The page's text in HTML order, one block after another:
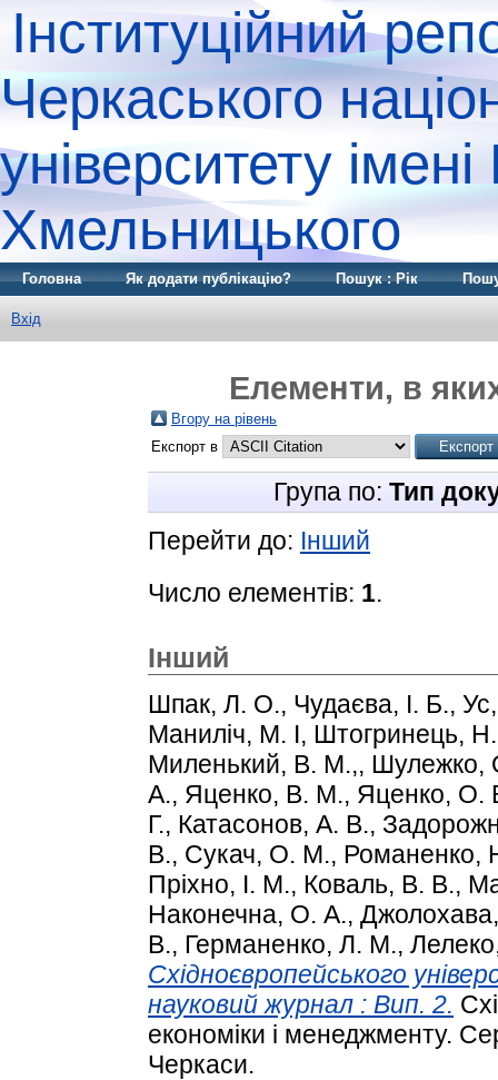
Інституційний
Черкаського
університету
Хмельницького
Головна Як додати публікацію? Пошук : Рік
Вхід
Елементи, в
Вгору на рівень
Експорт в
Група по: Тип
Перейти до: Інший
Число елементів: 1.
Інший
Шпак, Л. О., Чудаєва, І. Б.,
Маниліч, М. І, Штогринець,
Миленький, В. М.,, Шулежко,
А., Яценко, В. М., Яценко, О.
Г., Катасонов, А. В.,
В., Сукач, О. М., Романенко,
Пріхно, І. М., Коваль, В. В.,
Наконечна, О. А.,
В., Германенко, Л. М.,
Східноєвропейського
науковий журнал : Вип. 2.
економіки і менеджменту.
Черкаси.